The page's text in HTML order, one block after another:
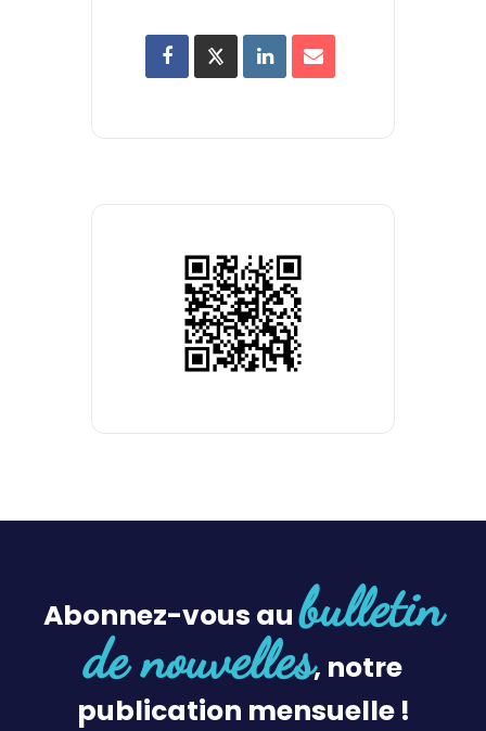
Abonnez-vous aubulletin
de nouvelles, notre
publication mensuelle !